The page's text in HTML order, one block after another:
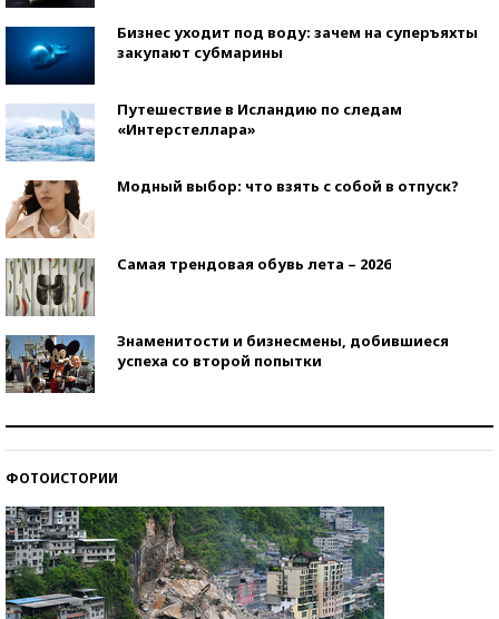
Бизнес уходит под воду: зачем на суперъяхты
закупают субмарины
Путешествие в Исландию по следам
«Интерстеллара»
Модный выбор: что взять с собой в отпуск?
Самая трендовая обувь лета – 2026
Знаменитости и бизнесмены, добившиеся
успеха со второй попытки
ФОТОИСТОРИИ